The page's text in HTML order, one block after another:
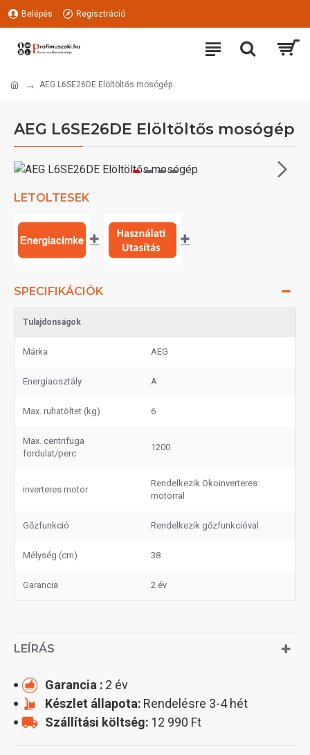
Belépés Regisztráció
AEG L6SE26DE Elöltöltős mosógép
AEG L6SE26DE Elöltöltős mosógép
LETOLTESEK
SPECIFIKÁCIÓK
Tulajdonságok
Márka AEG
Energiaosztály A
Max. ruhatöltet (kg) 6
Max. centrifuga
fordulat/perc
1200
inverteres motor
Rendelkezik Ökoinverteres
motorral
Gőzfunkció Rendelkezik gőzfunkcióval
Mélység (cm) 38
Garancia 2 év
LEÍRÁS
Garancia : 2 év
Készlet állapota: Rendelésre 3-4 hét
Szállítási költség: 12 990 Ft